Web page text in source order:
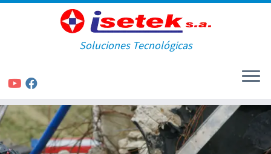
Saltar
al
Soluciones Tecnológicas